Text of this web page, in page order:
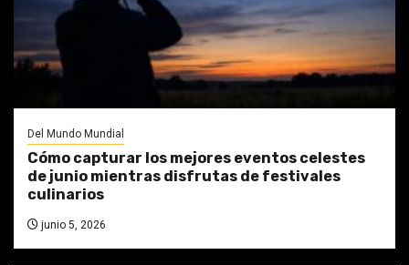
Del Mundo Mundial
Cómo capturar los mejores eventos celestes
de junio mientras disfrutas de festivales
culinarios
junio 5, 2026